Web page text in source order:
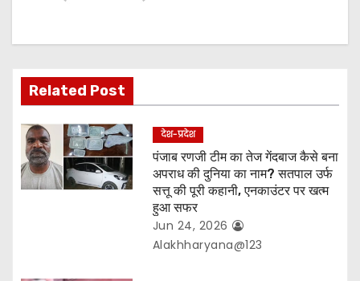
i
o
n
Related Post
देश-प्रदेश
पंजाब रणजी टीम का तेज गेंदबाज कैसे बना
अपराध की दुनिया का नाम? सतपाल उर्फ
सत्तू की पूरी कहानी, एनकाउंटर पर खत्म
हुआ सफर
Jun 24, 2026
Alakhharyana@123